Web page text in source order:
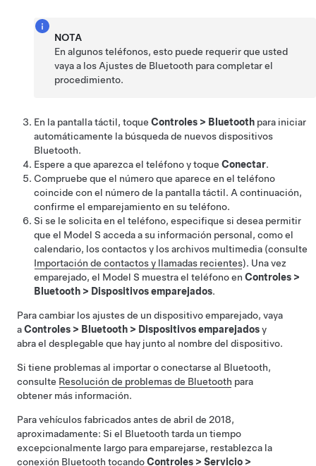
NOTA
En algunos teléfonos, esto puede requerir que usted
vaya a los Ajustes de Bluetooth para completar el
procedimiento.
En la pantalla táctil, toque Controles > Bluetooth para iniciar
automáticamente la búsqueda de nuevos dispositivos
Bluetooth.
Espere a que aparezca el teléfono y toque Conectar.
Compruebe que el número que aparece en el teléfono
coincide con el número de la pantalla táctil. A continuación,
confirme el emparejamiento en su teléfono.
Si se le solicita en el teléfono, especifique si desea permitir
que el Model S acceda a su información personal, como el
calendario, los contactos y los archivos multimedia (consulte
Importación de contactos y llamadas recientes). Una vez
emparejado, el Model S muestra el teléfono en Controles >
Bluetooth > Dispositivos emparejados.
Para cambiar los ajustes de un dispositivo emparejado, vaya
aControles > Bluetooth > Dispositivos emparejadosy
abra el desplegable que hay junto al nombre del dispositivo.
Si tiene problemas al importar o conectarse al Bluetooth,
consulte Resolución de problemas de Bluetooth para
obtener más información.
Para vehículos fabricados antes de abril de 2018,
aproximadamente: Si el Bluetooth tarda un tiempo
excepcionalmente largo para emparejarse, restablezca la
conexión Bluetooth tocandoControles > Servicio >